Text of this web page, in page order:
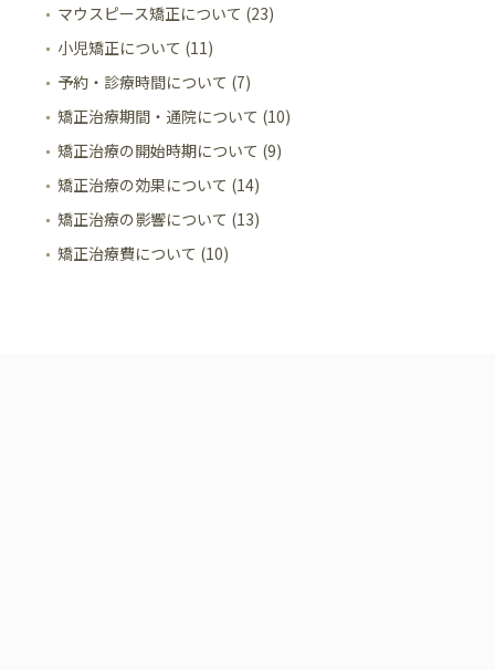
マウスピース矯正について (23)
小児矯正について (11)
予約・診療時間について (7)
矯正治療期間・通院について (10)
矯正治療の開始時期について (9)
矯正治療の効果について (14)
矯正治療の影響について (13)
矯正治療費について (10)